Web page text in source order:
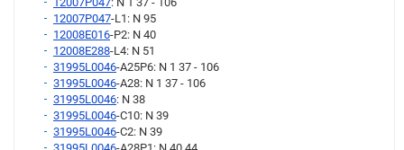
12007P047-L1: N 95
12008E016-P2: N 40
12008E288-L4: N 51
31995L0046-A25P6: N 1 37 - 106
31995L0046-A28: N 1 37 - 106
31995L0046: N 38
31995L0046-C10: N 39
31995L0046-C2: N 39